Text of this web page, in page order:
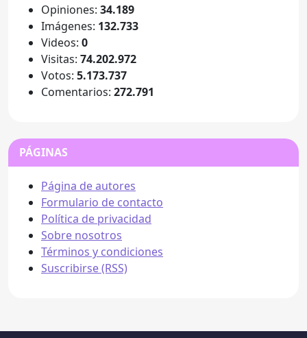
Opiniones: 34.189
Imágenes: 132.733
Videos: 0
Visitas: 74.202.972
Votos: 5.173.737
Comentarios: 272.791
PÁGINAS
Página de autores
Formulario de contacto
Política de privacidad
Sobre nosotros
Términos y condiciones
Suscribirse (RSS)